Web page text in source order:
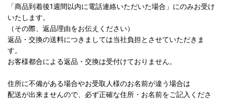
「商品到着後1週間以内に電話連絡いただいた場合」にのみお受け
いたします。
（その際、返品理由をお伝えください）
返品・交換の送料につきましては当社負担とさせていただきま
す。
お客様都合による返品・交換は受付けておりません。
住所に不備がある場合やお受取人様のお名前が違う場合は
配送が出来ませんので、必ず正確な住所・お名前をご記入くださ